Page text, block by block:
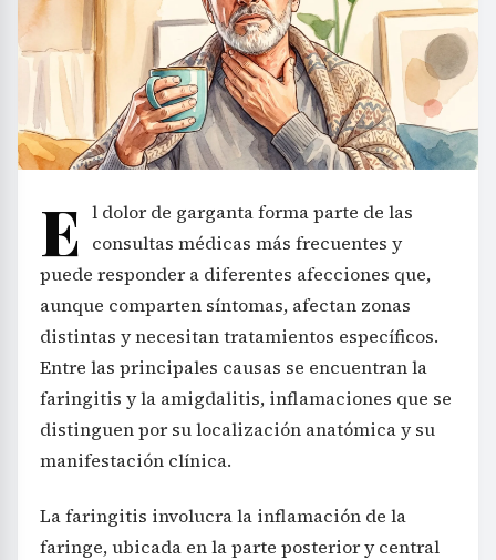
E l dolor de garganta forma parte de las
consultas médicas más frecuentes y
puede responder a diferentes afecciones que,
aunque comparten síntomas, afectan zonas
distintas y necesitan tratamientos específicos.
Entre las principales causas se encuentran la
faringitis y la amigdalitis, inflamaciones que se
distinguen por su localización anatómica y su
manifestación clínica.
La faringitis involucra la inflamación de la
faringe, ubicada en la parte posterior y central